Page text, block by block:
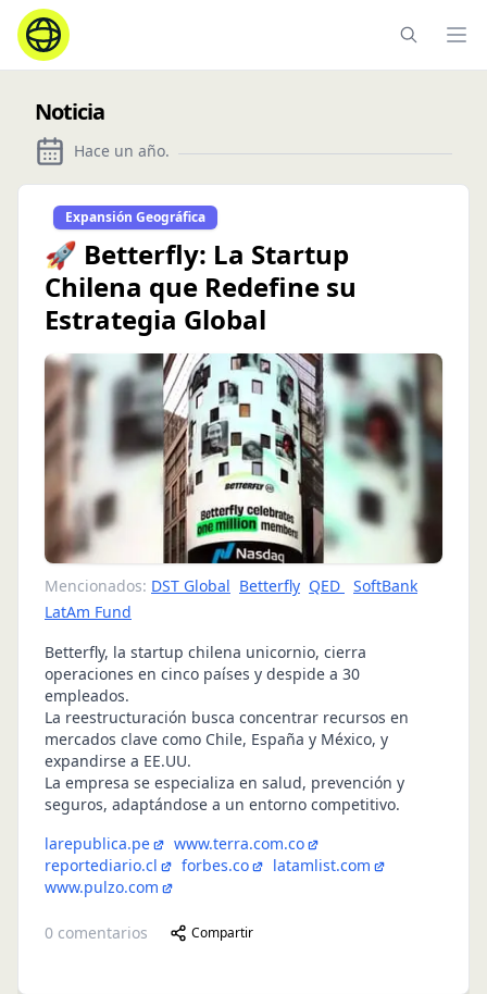
Noticia
Hace un año.
Expansión Geográfica
🚀 Betterfly: La Startup
Chilena que Redefine su
Estrategia Global
Mencionados: DST Global Betterfly QED
SoftBank
LatAm Fund
Betterfly, la startup chilena unicornio, cierra
operaciones en cinco países y despide a 30
empleados.
La reestructuración busca concentrar recursos en
mercados clave como Chile, España y México, y
expandirse a EE.UU.
La empresa se especializa en salud, prevención y
seguros, adaptándose a un entorno competitivo.
larepublica.pe
www.terra.com.co
reportediario.cl
forbes.co
latamlist.com
www.pulzo.com
0 comentarios Compartir